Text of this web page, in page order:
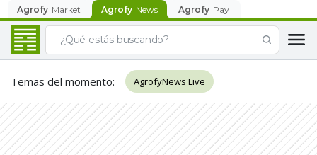
Agrofy Market Agrofy News Agrofy Pay
Temas del momento: AgrofyNews Live